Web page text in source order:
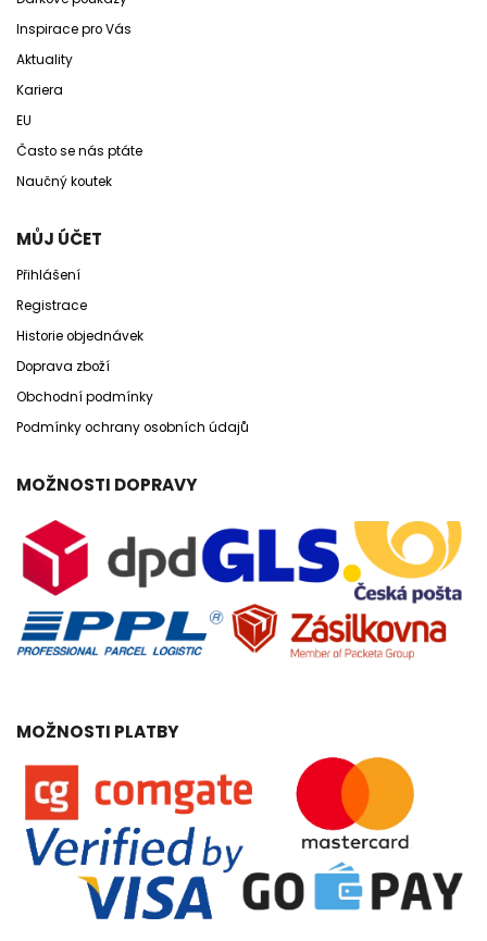
Inspirace pro Vás
Aktuality
Kariera
EU
Často se nás ptáte
Naučný koutek
MŮJ ÚČET
Přihlášení
Registrace
Historie objednávek
Doprava zboží
Obchodní podmínky
Podmínky ochrany osobních údajů
MOŽNOSTI DOPRAVY
MOŽNOSTI PLATBY